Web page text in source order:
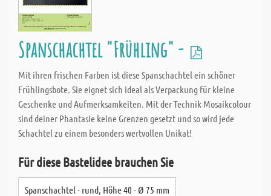
Spanschachtel "Frühling" -
Mit ihren frischen Farben ist diese Spanschachtel ein schöner
Frühlingsbote. Sie eignet sich ideal als Verpackung für kleine
Geschenke und Aufmerksamkeiten. Mit der Technik Mosaikcolour
sind deiner Phantasie keine Grenzen gesetzt und so wird jede
Schachtel zu einem besonders wertvollen Unikat!
Für diese Bastelidee brauchen Sie
Spanschachtel - rund, Höhe 40 - Ø 75 mm